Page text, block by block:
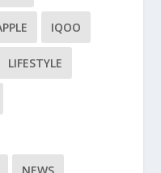
IQOO
LIFESTYLE